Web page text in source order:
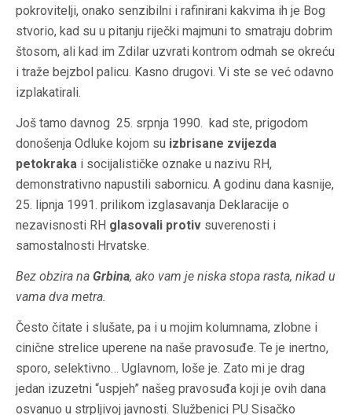
pokrovitelji, onako senzibilni i rafinirani kakvima ih je Bog
stvorio, kad su u pitanju riječki majmuni to smatraju dobrim
štosom, ali kad im Zdilar uzvrati kontrom odmah se okreću
i traže bejzbol palicu. Kasno drugovi. Vi ste se već odavno
izplakatirali.
Još tamo davnog 25. srpnja 1990. kad ste, prigodom
donošenja Odluke kojom su izbrisane zvijezda
petokraka i socijalističke oznake u nazivu RH,
demonstrativno napustili sabornicu. A godinu dana kasnije,
25. lipnja 1991. prilikom izglasavanja Deklaracije o
nezavisnosti RH glasovali protiv suverenosti i
samostalnosti Hrvatske.
Bez obzira na Grbina, ako vam je niska stopa rasta, nikad u
vama dva metra.
Često čitate i slušate, pa i u mojim kolumnama, zlobne i
cinične strelice uperene na naše pravosuđe. Te je inertno,
sporo, selektivno… Uglavnom, loše je. Zato mi je drag
jedan izuzetni “uspjeh” našeg pravosuđa koji je ovih dana
osvanuo u strpljivoj javnosti. Službenici PU Sisačko